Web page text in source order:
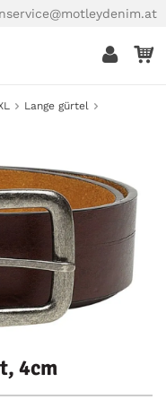
Lange gürtel
4cm